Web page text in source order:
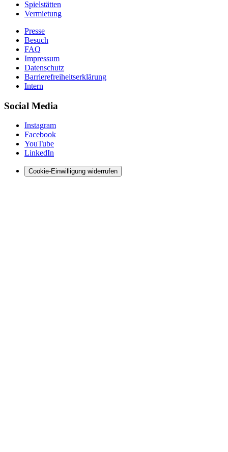
Spielstätten
Vermietung
Presse
Besuch
FAQ
Impressum
Datenschutz
Barrierefreiheitserklärung
Intern
Social Media
Instagram
Facebook
YouTube
LinkedIn
Cookie-Einwilligung widerrufen